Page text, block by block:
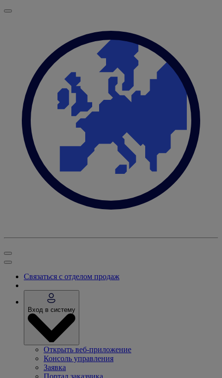
Связаться с отделом продаж
Вход в систему
Открыть веб-приложение
Консоль управления
Заявка
Портал заказчика